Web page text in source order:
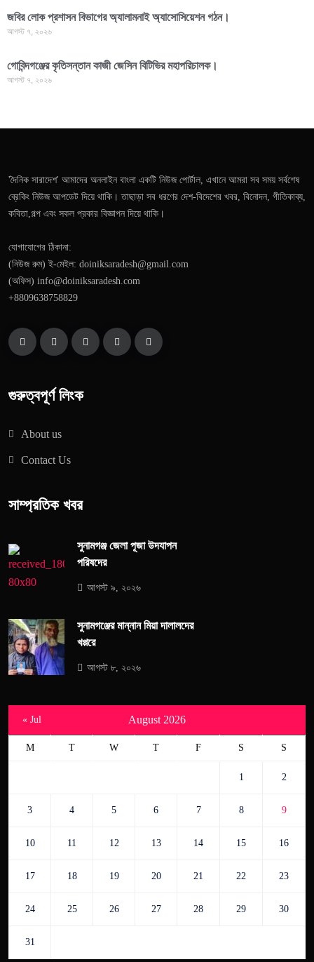
জবির লোক প্রশাসন বিভাগের অ্যালামনাই অ্যাসোসিয়েশন গঠন।
আগস্ট ৭, ২০২৬
গোবিন্দগঞ্জের কৃতিসন্তান কাজী জেসিন বিটিভির মহাপরিচালক।
আগস্ট ৭, ২০২৬
'দৈনিক সারাদেশ' আমাদের অনলাইন বাংলা একটি নিউজ পোর্টাল, এখানে আমরা সব সময় সর্বশেষ
ব্রেকিং নিউজ আপডেট দিয়ে থাকি। তাছাড়া সব ধরণের দেশ-বিদেশের খবর, বিনোদন, গীতিকাব্য,
কবিতা,গল্প এবং সকল প্রকার বিজ্ঞাপন দিয়ে থাকি।
যোগাযোগের ঠিকানা:
(নিউজ রুম) ই-মেইল: doiniksaradesh@gmail.com
(অফিস) info@doiniksaradesh.com
+8809638758829
গুরুত্বপূর্ণ লিংক
About us
Contact Us
সাম্প্রতিক খবর
সুনামগঞ্জ জেলা পূজা উদযাপন
পরিষদের
আগস্ট ৯, ২০২৬
সুনামগঞ্জের মান্নান মিয়া দালালদের
খপ্পরে
আগস্ট ৮, ২০২৬
August 2026
M T W T F S S
1 2
3 4 5 6 7 8 9
10 11 12 13 14 15 16
17 18 19 20 21 22 23
24 25 26 27 28 29 30
31
« Jul